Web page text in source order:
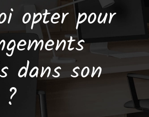
opter pour
dans son